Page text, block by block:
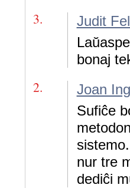
3.
Judit
bonaj
2.
Joan
Sufiĉe
nur tre
dediĉi